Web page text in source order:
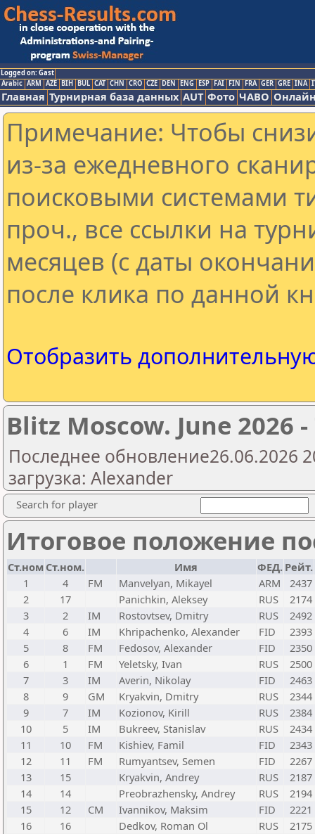
Logged on: Gast
Arabic ARM AZE BIH BUL CAT CHN CRO CZE DEN ENG ESP FAI FIN FRA GER GRE INA
Главная Турнирная база данных AUT Фото ЧАВО
Примечание: Чтобы
из-за ежедневного
поисковыми системами
проч., все ссылки на
месяцев (с даты
после клика по данной
Отобразить
Blitz Moscow. June 2026 -
Последнее обновление26.06.2026
загрузка: Alexander
Search for player
Итоговое положение
Ст.ном Ст.ном. Имя ФЕД. Рейт.
1
4 FM Manvelyan, Mikayel ARM
2437
2
17 Panichkin, Aleksey RUS
2174
3
2 IM Rostovtsev, Dmitry RUS
2492
4
6 IM Khripachenko, Alexander FID
2393
5
8 FM Fedosov, Alexander FID
2350
6
1 FM Yeletsky, Ivan RUS
2500
7
3 IM Averin, Nikolay FID
2463
8
9 GM Kryakvin, Dmitry RUS
2344
9
7 IM Kozionov, Kirill RUS
2384
10
5 IM Bukreev, Stanislav RUS
2434
11
10 FM Kishiev, Famil FID
2343
12
11 FM Rumyantsev, Semen FID
2267
13
15 Kryakvin, Andrey RUS
2187
14
14 Preobrazhensky, Andrey RUS
2194
15
12 CM Ivannikov, Maksim FID
2221
16
16 Dedkov, Roman Ol RUS
2175